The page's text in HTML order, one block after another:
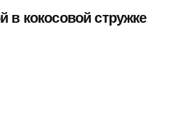
в кокосовой стружке